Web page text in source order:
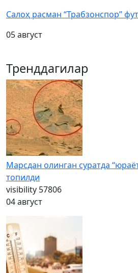
Салоҳ расман “Трабзонспор”
05 август
Тренддагилар
Марсдан олинган суратда
топилди
visibility 57806
04 август